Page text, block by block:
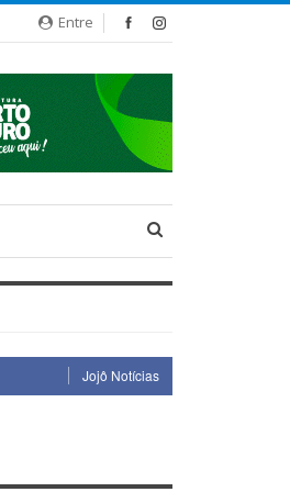
Entre
Jojô Notícias